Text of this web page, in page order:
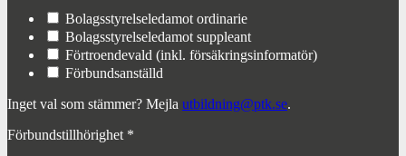
Bolagsstyrelseledamot ordinarie
Bolagsstyrelseledamot suppleant
Förtroendevald (inkl. försäkringsinformatör)
Förbundsanställd
Inget val som stämmer? Mejla utbildning@ptk.se.
Förbundstillhörighet *